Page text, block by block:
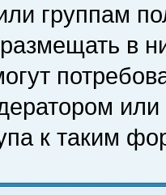
группам
в
к таким